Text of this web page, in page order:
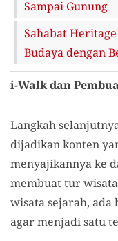
Sampai Gunung
Sahabat
Budaya dengan
i-Walk dan
Langkah
dijadikan konten
menyajikannya ke
membuat tur
wisata sejarah,
agar menjadi satu